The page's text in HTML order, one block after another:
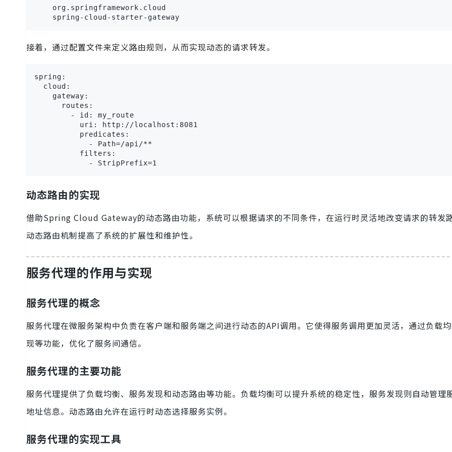
    org.springframework.cloud
接着，通过配置文件来定义路由规则，从而实现动态的请求转发。
spring:
  cloud:
    gateway:
      routes:
        - id: my_route
          uri: http://localhost:8081
          predicates:
            - Path=/api/**
          filters:
            - StripPrefix=1
动态路由的实现
借助Spring Cloud Gateway的动态路由功能，系统可以根据请求的不同条件，在运行时灵活地改变请求的转发
动态路由机制提高了系统的扩展性和维护性。
服务代理的作用与实现
服务代理的概念
服务代理在微服务架构中负责在客户端和服务端之间进行动态的API调用。它使得服务调用更加灵活，通过负载
现等功能，优化了服务间通信。
服务代理的主要功能
服务代理提供了负载均衡、服务发现和动态路由等功能。负载均衡可以提升系统的稳定性，服务发现则自动管理
地址信息。动态路由允许在运行时动态选择服务实例。
服务代理的实现工具